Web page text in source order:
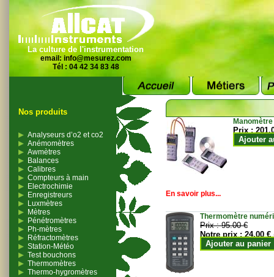
La culture de l'instrumentation
email: info@mesurez.com
Tél : 04 42 34 83 48
Nos produits
Analyseurs d’o2 et co2
Anémomètres
Awmètres
Balances
Calibres
Compteurs à main
Electrochimie
Enregistreurs
Luxmètres
Mètres
Pénétromètres
Ph-mètres
Réfractomètres
Station-Météo
Test bouchons
Thermomètres
Thermo-hygromètres
Prix :
Ajouter
En savoir plus...
Thermomètre
Prix :95.00 €
Notre prix :24.00 €
Ajouter au panier